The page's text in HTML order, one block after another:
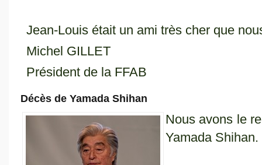
Jean-Louis était un ami très cher que
Michel GILLET
Président de la FFAB
Décès de Yamada Shihan
Nous avons le
Yamada Shihan.